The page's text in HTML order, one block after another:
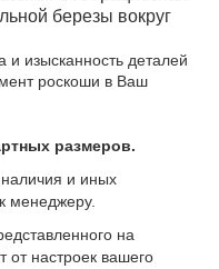
березы вокруг
изысканность деталей
роскоши в Ваш
размеров.
и иных
менеджеру.
на
от настроек вашего